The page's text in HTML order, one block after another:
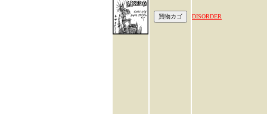
DISORDER